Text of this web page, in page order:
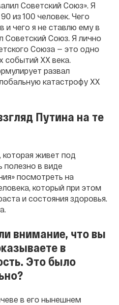
Советский Союз». Я
из 100 человек. Чего
и чего я не ставлю ему в
Советский Союз. Я лично
Союза — это одно
событий XX века.
развал
катастрофу XX
Путина на те
которая живет под
в виде
посмотреть на
который при этом
и состояния здоровья.
внимание, что вы
в
Это было
в его нынешнем